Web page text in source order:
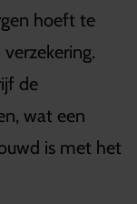
hoeft te
de
wat een
is met het